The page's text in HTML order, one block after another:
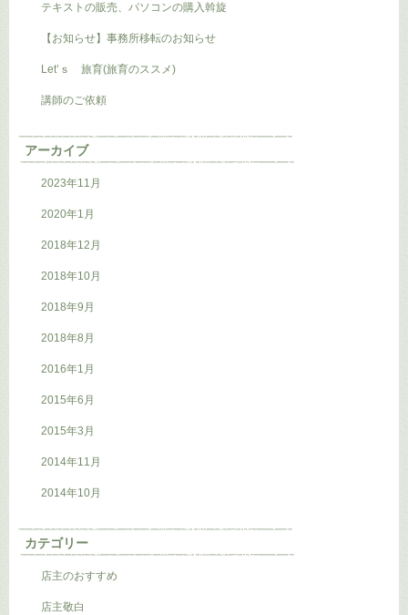
テキストの販売、パソコンの購入斡旋
【お知らせ】事務所移転のお知らせ
Let’ｓ 旅育(旅育のススメ)
講師のご依頼
アーカイブ
2023年11月
2020年1月
2018年12月
2018年10月
2018年9月
2018年8月
2016年1月
2015年6月
2015年3月
2014年11月
2014年10月
カテゴリー
店主のおすすめ
店主敬白